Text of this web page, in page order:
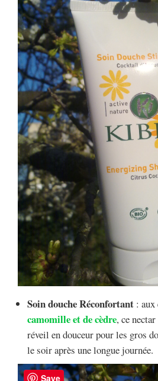
Soin douche Réconfortant :
camomille et de cèdre, ce
réveil en douceur pour les gros
le soir après une longue journée.
Save